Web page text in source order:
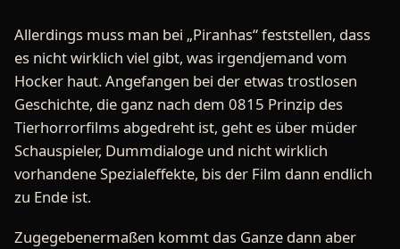
Allerdings muss man bei „Piranhas“ feststellen, dass
es nicht wirklich viel gibt, was irgendjemand vom
Hocker haut. Angefangen bei der etwas trostlosen
Geschichte, die ganz nach dem 0815 Prinzip des
Tierhorrorfilms abgedreht ist, geht es über müder
Schauspieler, Dummdialoge und nicht wirklich
vorhandene Spezialeffekte, bis der Film dann endlich
zu Ende ist.
Zugegebenermaßen kommt das Ganze dann aber